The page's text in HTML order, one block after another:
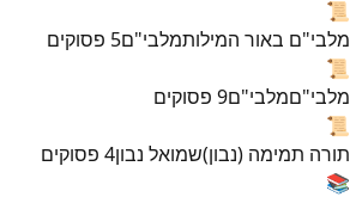
📜
מלבי"ם באור המילותמלבי"ם5 פסוקים
📜
מלבי"םמלבי"ם9 פסוקים
📜
תורה תמימה (נבון)שמואל נבון4 פסוקים
📚